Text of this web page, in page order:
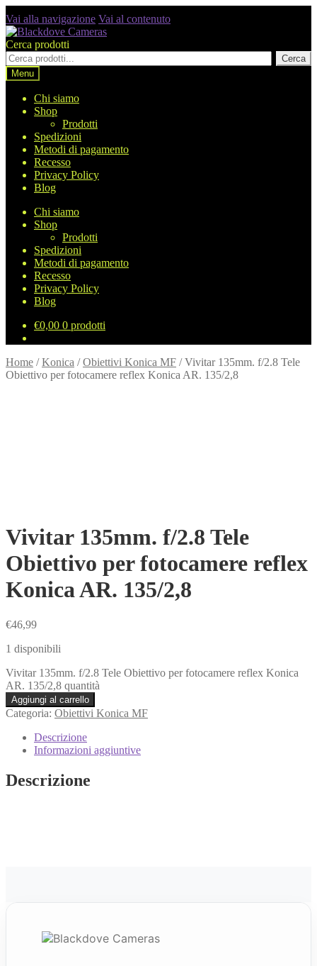
Vai alla navigazione Vai al contenuto
Cerca prodotti
Cerca
Menu
Chi siamo
Shop
Prodotti
Spedizioni
Metodi di pagamento
Recesso
Privacy Policy
Blog
Chi siamo
Shop
Prodotti
Spedizioni
Metodi di pagamento
Recesso
Privacy Policy
Blog
€0,00 0 prodotti
Home /Konica /Obiettivi Konica MF /Vivitar 135mm. f/2.8 Tele
Obiettivo per fotocamere reflex Konica AR. 135/2,8
Vivitar 135mm. f/2.8 Tele
Obiettivo per fotocamere reflex
Konica AR. 135/2,8
€46,99
1 disponibili
Vivitar 135mm. f/2.8 Tele Obiettivo per fotocamere reflex Konica
AR. 135/2,8 quantità
Aggiungi al carrello
Categoria: Obiettivi Konica MF
Descrizione
Informazioni aggiuntive
Descrizione